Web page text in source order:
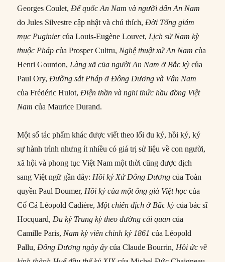
Georges Coulet,Đế quốc An Nam và người dân An Nam
do Jules Silvestre cập nhật và chú thích,Đời Tổng giám
mục Puginiercủa Louis-Eugène Louvet, Lịch sử Nam kỳ
thuộc Pháp của Prosper Cultru, Nghệ thuật xứ An Nam của
Henri Gourdon, Làng xã của người An Nam ở Bắc kỳcủa
Paul Ory,Đường sắt Pháp ở Đông Dương và Vân Nam
của Frédéric Hulot,Điện thần và nghi thức hầu đồng Việt
Namcủa Maurice Durand.
Một số tác phẩm khác được viết theo lối du ký, hồi ký, ký
sự hành trình nhưng ít nhiều có giá trị sử liệu về con người,
xã hội và phong tục Việt Nam một thời cũng được dịch
sang Việt ngữ gần đây: Hồi ký Xứ Đông Dương của Toàn
quyền Paul Doumer, Hồi ký của một ông già Việt họccủa
Cố Cả Léopold Cadière, Một chiến dịch ở Bắc kỳ của bác sĩ
Hocquard, Du ký Trung kỳ theo đường cái quancủa
Camille Paris, Nam kỳ viễn chinh ký 1861 của Léopold
Pallu,Đông Dương ngày ấycủa Claude Bourrin, Hồi ức về